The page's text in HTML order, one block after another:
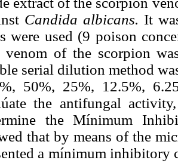
Candida albicans. It
were used (9 poison
venom of the scorpion
serial dilution method
50%, 25%, 12.5%,
the antifungal
the Mínimum
that by means of the
a mínimum